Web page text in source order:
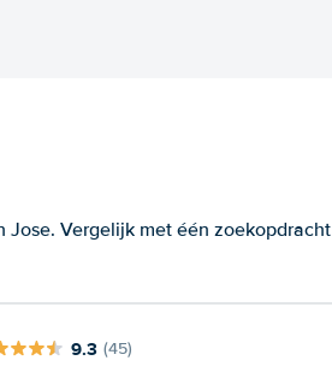
Vergelijk met één zoekopdracht
9.3 (45)